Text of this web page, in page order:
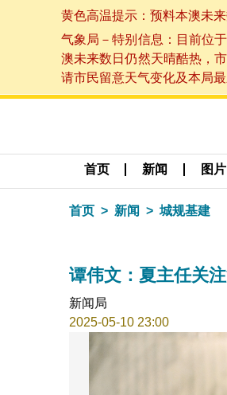
黄色高温提示：预料本澳未
气象局－特别信息：目前位
澳未来数日仍然天晴酷热，
请市民留意天气变化及本局
首页 新闻 图片
首页 新闻 城规基建
谭伟文：夏主任关
新闻局
2025-05-10 23:00